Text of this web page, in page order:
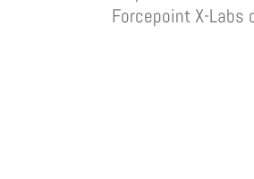
Forcepoint X-